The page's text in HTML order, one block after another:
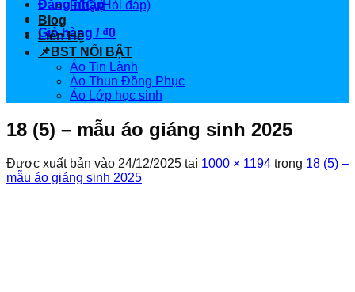
Đăng nhập
Giỏ hàng / ₫0
FAQ (Hỏi đáp)
Blog
Liên Hệ
📌BST NỔI BẬT
Áo Tin Lành
Áo Thun Đồng Phục
Áo Lớp học sinh
18 (5) – mẫu áo giáng sinh 2025
Được xuất bản vào 24/12/2025 tại 1000 × 1194 trong 18 (5) –
mẫu áo giáng sinh 2025